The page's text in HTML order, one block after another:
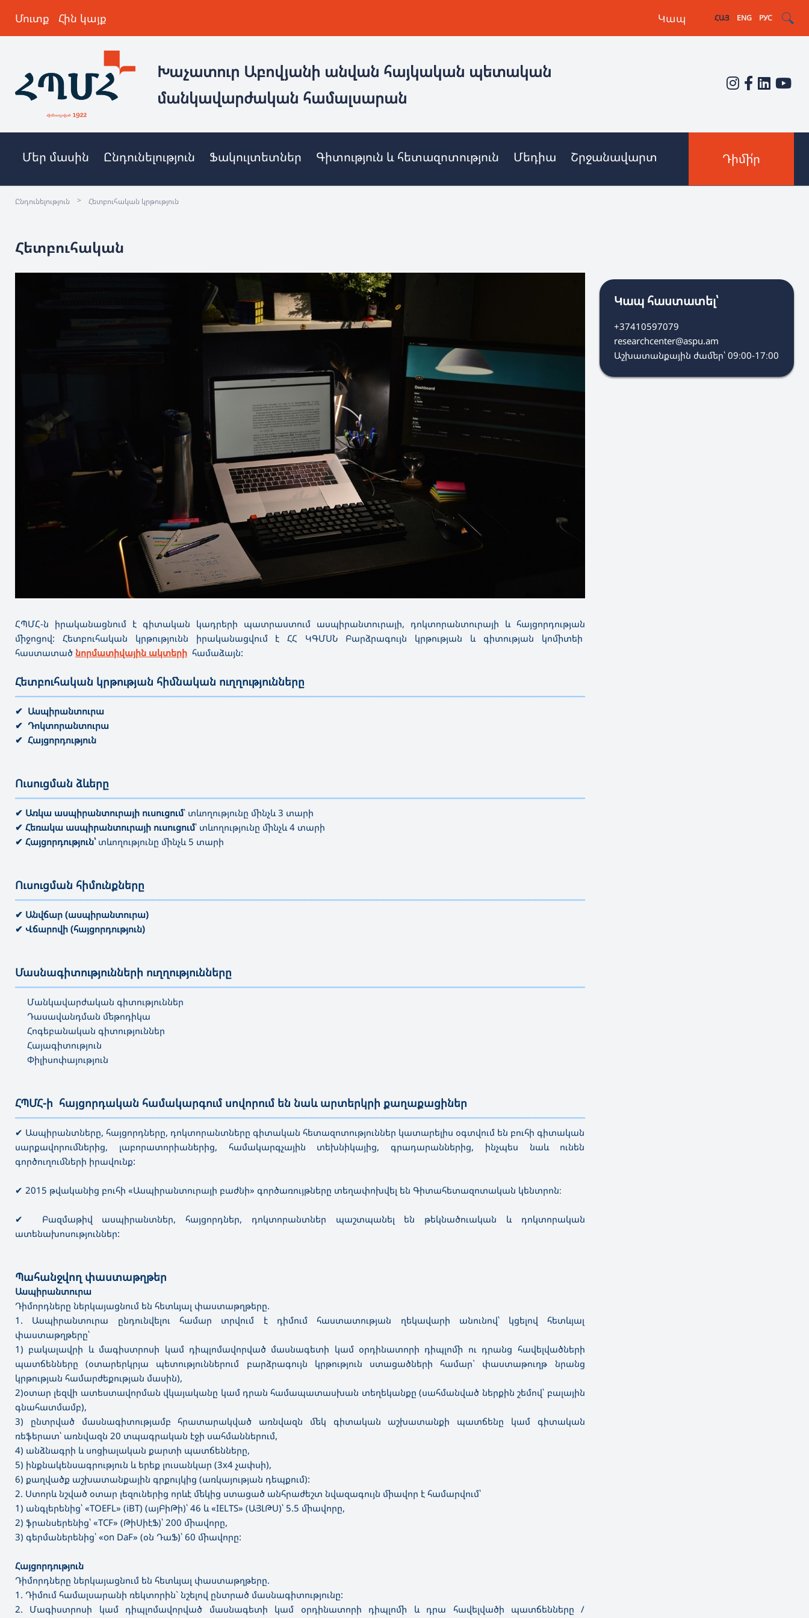
Մուտք Հին կայք Կապ ՀԱՅ ENG РУС
Խաչատուր Աբովյանի անվան հայկական պետական
մանկավարժական համալսարան
Մեր մասին Ընդունելություն Ֆակուլտետներ Գիտություն և հետազոտություն Մեդիա Շրջանավարտ Դիմի՛ր
Ընդունելություն > Հետբուհական կրթություն
Հետբուհական
ՀՊՄՀ-ն իրականացնում է գիտական կադրերի պատրաստում ասպիրանտուրայի, դոկտորանտուրայի և հայցորդության
միջոցով: Հետբուհական կրթությունն իրականացվում է ՀՀ ԿԳՄՍՆ Բարձրագույն կրթության և գիտության կոմիտեի
հաստատած նորմատիվային ակտերի համաձայն:
Հետբուհական կրթության հիմնական ուղղությունները
——————————————————————————————————————————————————————————————————————————————————
✔ Ասպիրանտուրա
✔ Դոկտորանտուրա
✔ Հայցորդություն
Ուսուցման ձևերը
——————————————————————————————————————————————————————————————————————————————————
✔ Առկա ասպիրանտուրայի ուսուցում՝ տևողությունը մինչև 3 տարի
✔ Հեռակա ասպիրանտուրայի ուսուցում՝ տևողությունը մինչև 4 տարի
✔ Հայցորդություն՝տևողությունը մինչև 5 տարի
Ուսուցման հիմունքները
——————————————————————————————————————————————————————————————————————————————————
✔ Անվճար (ասպիրանտուրա)
✔ Վճարովի (հայցորդություն)
Մասնագիտությունների ուղղությունները
——————————————————————————————————————————————————————————————————————————————————
Մանկավարժական գիտություններ
Դասավանդման մեթոդիկա
Հոգեբանական գիտություններ
Հայագիտություն
Փիլիսոփայություն
ՀՊՄՀ-ի հայցորդական համակարգում սովորում են նաև արտերկրի քաղաքացիներ
——————————————————————————————————————————————————————————————————————————————————
✔ Ասպիրանտները, հայցորդները, դոկտորանտները գիտական հետազոտություններ կատարելիս օգտվում են բուհի գիտական
սարքավորումներից, լաբորատորիաներից, համակարգչային տեխնիկայից, գրադարաններից, ինչպես նաև ունեն
գործուղումների իրավունք:
✔ 2015 թվականից բուհի «Ասպիրանտուրայի բաժնի» գործառույթները տեղափոխվել են Գիտահետազոտական կենտրոն։
✔ Բազմաթիվ ասպիրանտներ, հայցորդներ, դոկտորանտներ պաշտպանել են թեկնածուական և դոկտորական
ատենախոսություններ:
Պահանջվող փաստաթղթեր
Ասպիրանտուրա
Դիմորդները ներկայացնում են հետևյալ փաստաթղթերը.
1. Ասպիրանտուրա ընդունվելու համար տրվում է դիմում հաստատության ղեկավարի անունով՝ կցելով հետևյալ
փաստաթղթերը՝
1) բակալավրի և մագիստրոսի կամ դիպլոմավորված մասնագետի կամ օրդինատորի դիպլոմի ու դրանց հավելվածների
պատճենները (օտարերկրյա պետություններում բարձրագույն կրթություն ստացածների համար` փաստաթուղթ նրանց
կրթության համարժեքության մասին),
2)օտար լեզվի ատեստավորման վկայականը կամ դրան համապատասխան տեղեկանքը (սահմանված ներքին շեմով՝ բալային
գնահատմամբ),
3) ընտրված մասնագիտությամբ հրատարակված առնվազն մեկ գիտական աշխատանքի պատճենը կամ գիտական
ռեֆերատ՝ առնվազն 20 տպագրական էջի սահմաններում,
4) անձնագրի և սոցիալական քարտի պատճենները,
5) ինքնակենսագրություն և երեք լուսանկար (3x4 չափսի),
6) քաղվածք աշխատանքային գրքույկից (առկայության դեպքում):
2. Ստորև նշված օտար լեզուներից որևէ մեկից ստացած անհրաժեշտ նվազագույն միավոր է համարվում՝
1) անգլերենից՝ «TOEFL» (iBT) (այԲիԹի)՝ 46 և «IELTS» (ԱՅԼԹՍ)՝ 5.5 միավորը,
2) ֆրանսերենից՝ «TCF» (ԹիՍիէՖ)՝ 200 միավորը,
3) գերմաներենից՝ «on DaF» (օն ԴաՖ)՝ 60 միավորը:
Հայցորդություն
Դիմորդները ներկայացնում են հետևյալ փաստաթղթերը.
1. Դիմում համալսարանի ռեկտորին` նշելով ընտրած մասնագիտությունը:
2. Մագիստրոսի կամ դիպլոմավորված մասնագետի կամ օրդինատորի դիպլոմի և դրա հավելվածի պատճենները /
Կապ հաստատել՝
+37410597079
researchcenter@aspu.am
Աշխատանքային ժամեր՝ 09։00-17։00